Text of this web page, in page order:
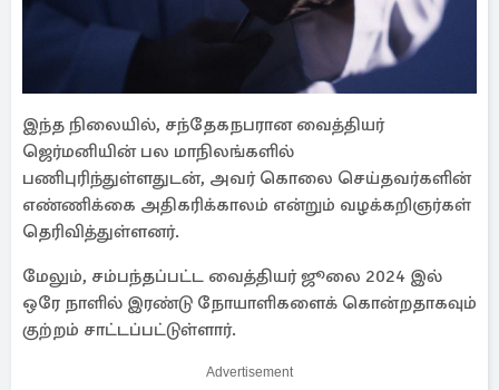
இந்த நிலையில், சந்தேகநபரான வைத்தியர்
ஜெர்மனியின் பல மாநிலங்களில்
பணிபுரிந்துள்ளதுடன், அவர் கொலை செய்தவர்களின்
எண்ணிக்கை அதிகரிக்காலம் என்றும் வழக்கறிஞர்கள்
தெரிவித்துள்ளனர்.
மேலும், சம்பந்தப்பட்ட வைத்தியர் ஜூலை 2024 இல்
ஒரே நாளில் இரண்டு நோயாளிகளைக் கொன்றதாகவும்
குற்றம் சாட்டப்பட்டுள்ளார்.
Advertisement